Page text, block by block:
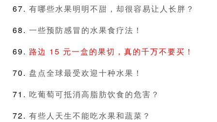
有哪些水果明明不甜，却很容易让人长胖？
一些预防感冒的水果食疗法​​！
路边 15 元一盒的果切，真的千万不要买！
盘点全球最受欢迎十种水果！
吃葡萄可抵消高脂肪饮食的危害？
有些人天生不能吃水果和蔬菜？